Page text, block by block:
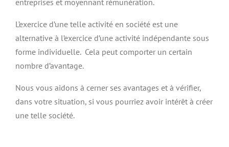
entreprises et moyennant rémunération.
L’exercice d’une telle activité en société est une
alternative à l’exercice d’une activité indépendante sous
forme individuelle. Cela peut comporter un certain
nombre d’avantage.
Nous vous aidons à cerner ses avantages et à vérifier,
dans votre situation, si vous pourriez avoir intérêt à créer
une telle société.